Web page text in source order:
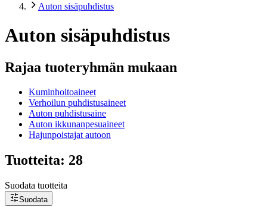
Auton sisäpuhdistus
Auton sisäpuhdistus
Rajaa tuoteryhmän mukaan
Kuminhoitoaineet
Verhoilun puhdistusaineet
Auton puhdistusaine
Auton ikkunanpesuaineet
Hajunpoistajat autoon
Tuotteita: 28
Suodata tuotteita
Suodata